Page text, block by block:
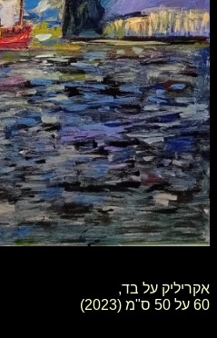
​​​​​​​​​​​​​​אקריליק על בד,
​60 על 50 ס"מ (2023)